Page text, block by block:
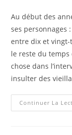
Au début des
ses personnages :
entre dix et
le reste du temps
chose dans
insulter des
Continuer La